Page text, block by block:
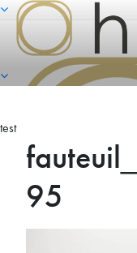
Naar
inhoud
springen
test
95